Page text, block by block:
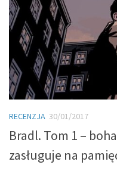
RECENZJA 30/01/2017
Bradl. Tom 1 –
zasługuje na